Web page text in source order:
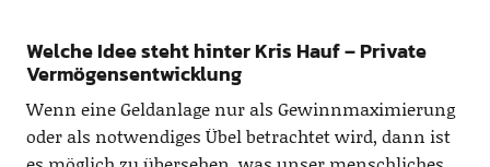
Welche Idee steht hinter Kris Hauf – Private
Vermögensentwicklung
Wenn eine Geldanlage nur als Gewinnmaximierung
oder als notwendiges Übel betrachtet wird, dann ist